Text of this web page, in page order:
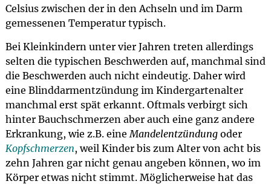
Celsius zwischen der in den Achseln und im Darm
gemessenen Temperatur typisch.
Bei Kleinkindern unter vier Jahren treten allerdings
selten die typischen Beschwerden auf, manchmal sind
die Beschwerden auch nicht eindeutig. Daher wird
eine Blinddarmentzündung im Kindergartenalter
manchmal erst spät erkannt. Oftmals verbirgt sich
hinter Bauchschmerzen aber auch eine ganz andere
Erkrankung, wie z.B. eineMandelentzündungoder
Kopfschmerzen, weil Kinder bis zum Alter von acht bis
zehn Jahren gar nicht genau angeben können, wo im
Körper etwas nicht stimmt. Möglicherweise hat das